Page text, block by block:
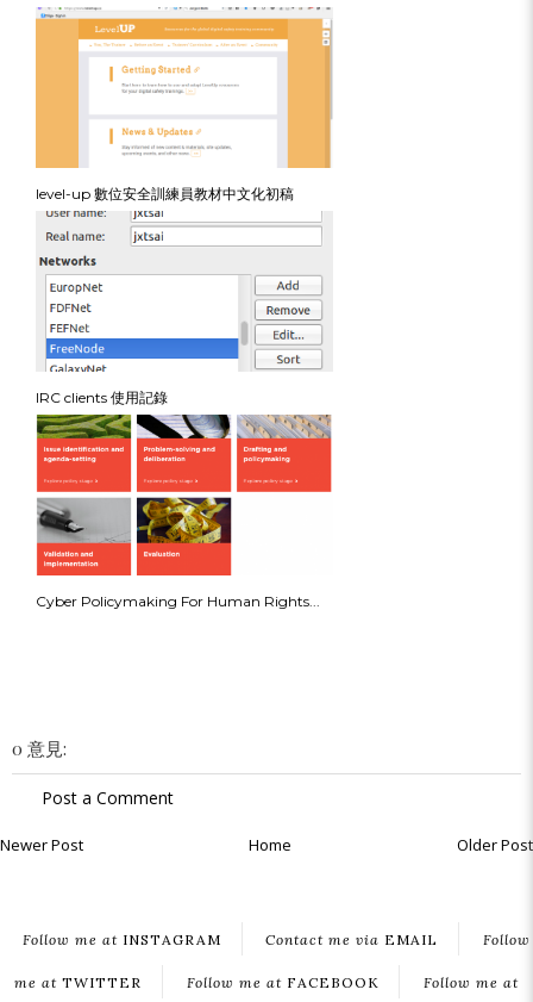
level-up 數位安全訓練員教材中文化初稿
IRC clients 使用記錄
Cyber Policymaking For Human Rights...
0 意見:
Post a Comment
Newer Post Older Post
Home
Follow me atINSTAGRAM Contact me via EMAIL Follow
me atTWITTER Follow me atFACEBOOK Follow me at